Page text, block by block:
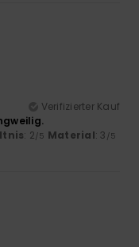
Verifizierter Kauf
: 2/5 Material: 3 /5